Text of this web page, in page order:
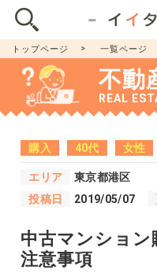
トップページ 一覧ページ
不動
REAL
購入 40代 女性
エリア
東京都港区
投稿日
2019/05/07
中古マンション
注意事項